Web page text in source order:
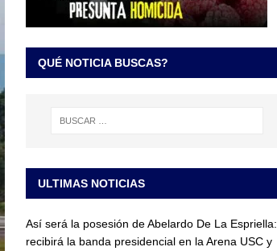
QUÉ NOTICIA BUSCAS?
ULTIMAS NOTICIAS
Así será la posesión de Abelardo De La Espriella:
recibirá la banda presidencial en la Arena USC y